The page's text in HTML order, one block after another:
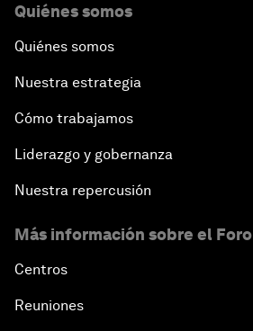
Quiénes somos
Quiénes somos
Nuestra estrategia
Cómo trabajamos
Liderazgo y gobernanza
Nuestra repercusión
Más información sobre el Foro
Centros
Reuniones